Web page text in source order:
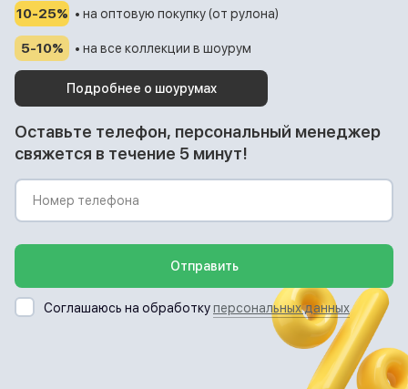
10-25% • на оптовую покупку (от рулона)
5-10% • на все коллекции в шоурум
Подробнее о шоурумах
Оставьте телефон, персональный менеджер
свяжется в течение 5 минут!
Отправить
Соглашаюсь на обработкуперсональных данных